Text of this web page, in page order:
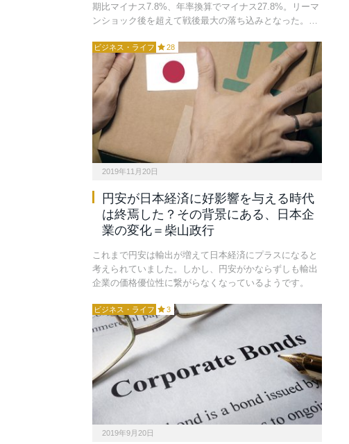
期比マイナス7.8%、年率換算でマイナス27.8%。リーマ
ンショック後を超えて戦後最大の落ち込みとなった。…
ビジネス・ライフ 28
2019年11月20日
円安が日本経済に好影響を与える時代
は終焉した？その背景にある、日本企
業の変化＝柴山政行
これまで円安は輸出が増えて日本経済にプラスになると
考えられていました。しかし、円安がかならずしも輸出
企業の価格優位性に繋がらなくなっているようです。
ビジネス・ライフ 3
2019年9月20日